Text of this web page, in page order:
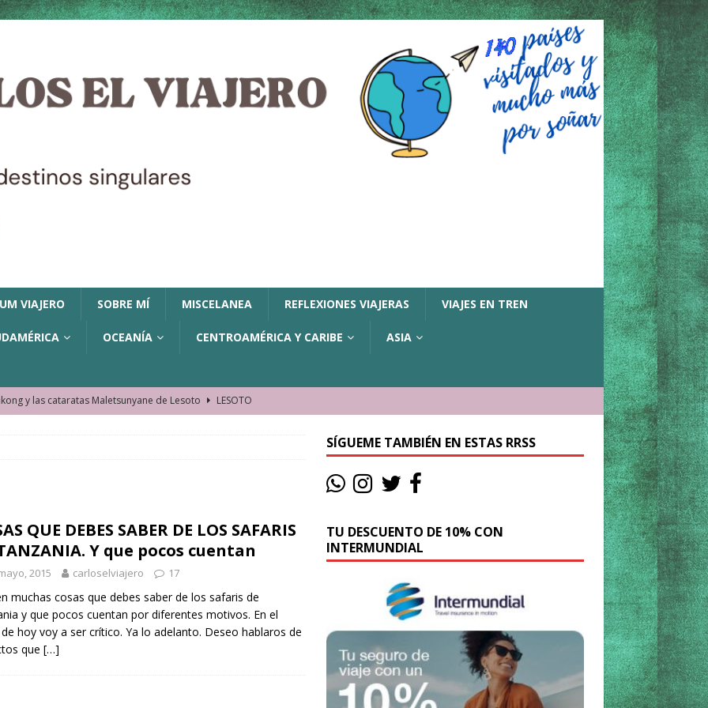
VIAJERO SOBRE MÍ MISCELANEA REFLEXIONES VIAJERAS VIAJES EN TREN
OCEANÍA CENTROAMÉRICA Y CARIBE ASIA
y las cataratas Maletsunyane de Lesoto
LESOTO
La historia de la misteriosa avioneta de la playa
JAMAICA
moverse en Seychelles de manera sostenible
El barrio más castizo de Malabo GUINEA ECUATORIAL
QUE DEBES SABER DE LOS SAFARIS
Y que pocos cuentan
2015 carloselviajero 17
muchas cosas que debes saber de los safaris de
y que pocos cuentan por diferentes motivos. En el
hoy voy a ser crítico. Ya lo adelanto. Deseo hablaros de
que […]
SÍGUEME TAMBIÉN EN ESTAS RRSS
TU DESCUENTO DE 10% CON
INTERMUNDIAL